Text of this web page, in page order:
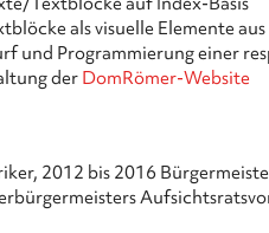
als visuelle Elemente
und Programmierung einer
der DomRömer-Website
2012 bis 2016